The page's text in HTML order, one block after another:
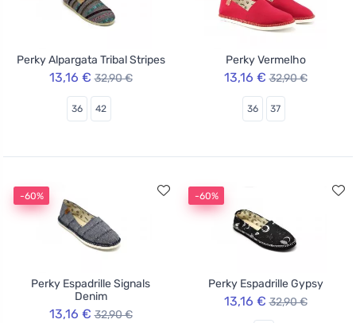
Perky Alpargata Tribal Stripes
13,16 € 32,90 €
36 42
Perky Vermelho
13,16 € 32,90 €
36 37
-60%
Perky Espadrille Signals
Denim
13,16 € 32,90 €
-60%
Perky Espadrille Gypsy
13,16 € 32,90 €